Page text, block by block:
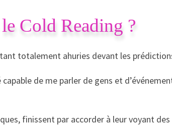
Cold Reading ?
totalement ahuries devant les
de me parler de gens et
finissent par accorder à leur voyant